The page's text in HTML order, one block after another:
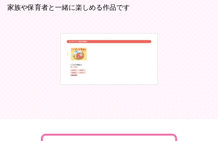
家族や保育者と一緒に楽しめる作品です